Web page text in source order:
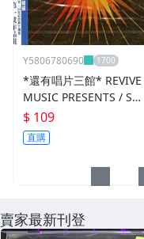
Y5806780690
*還有唱片三館* REVIVE
MUSIC PRESENTS / SU
PREME VOL.1 全新 ZZ0
033
$ 109
直購
賣家最新刊登